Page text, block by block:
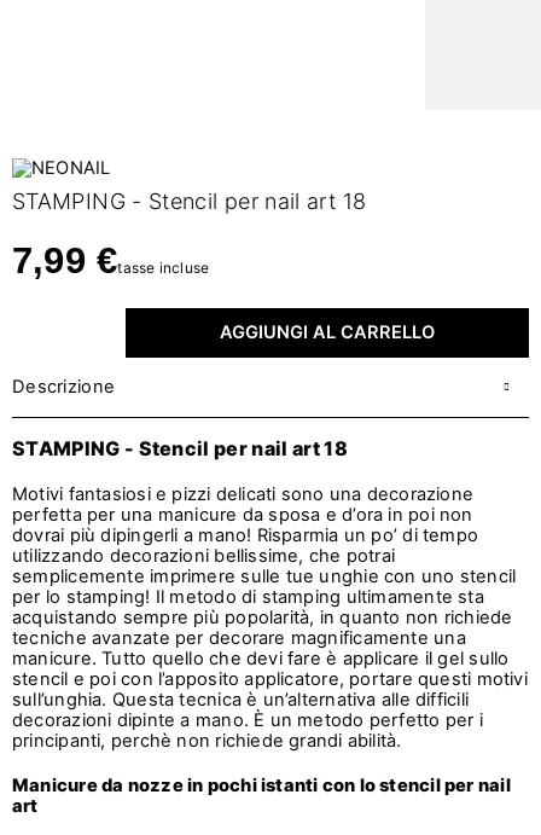
STAMPING - Stencil per nail art 18
7,99 €tasse incluse
AGGIUNGI AL CARRELLO
Descrizione
STAMPING - Stencil per nail art 18
Motivi fantasiosi e pizzi delicati sono una decorazione
perfetta per una manicure da sposa e d’ora in poi non
dovrai più dipingerli a mano! Risparmia un po’ di tempo
utilizzando decorazioni bellissime, che potrai
semplicemente imprimere sulle tue unghie con uno stencil
per lo stamping! Il metodo di stamping ultimamente sta
acquistando sempre più popolarità, in quanto non richiede
tecniche avanzate per decorare magnificamente una
manicure. Tutto quello che devi fare è applicare il gel sullo
stencil e poi con l’apposito applicatore, portare questi motivi
sull’unghia. Questa tecnica è un’alternativa alle difficili
decorazioni dipinte a mano. È un metodo perfetto per i
principanti, perchè non richiede grandi abilità.
Manicure da nozze in pochi istanti con lo stencil per nail
art